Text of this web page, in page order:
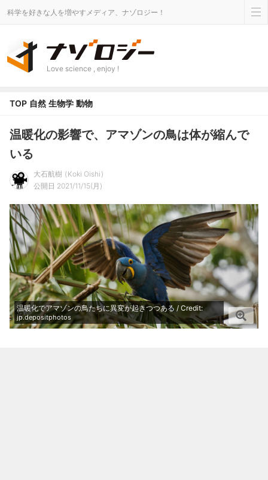
科学を好きな人を増やすメディア、ナゾロジー！
Love science , enjoy !
TOP 自然 生物学 動物
温暖化の影響で、アマゾンの鳥は体が縮んで
いる
大石航樹
Koki Oishi
公開日 2021/11/15(月)
温暖化でアマゾンの鳥たちに異変が起きつつある / Credit:
jp.depositphotos